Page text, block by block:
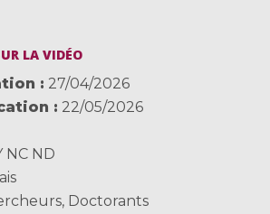
LA VIDÉO
27/04/2026
22/05/2026
NC ND
, Doctorants